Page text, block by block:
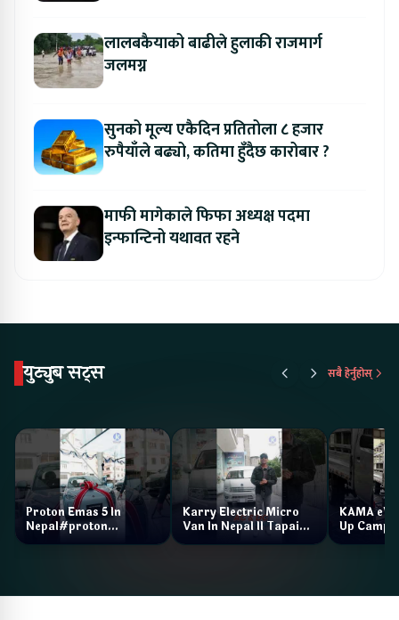
लालबकैयाको बाढीले हुलाकी राजमार्ग
जलमग्न
सुनको मूल्य एकैदिन प्रतितोला ८ हजार
रुपैयाँले बढ्यो, कतिमा हुँदैछ कारोबार ?
माफी मागेकाले फिफा अध्यक्ष पदमा
इन्फान्टिनो यथावत रहने
युट्युब सट्स सबै हेर्नुहोस्
Proton Emas 5 In
Nepal#proton
#protonemas5#protonnepal#evcarnepal
Karry Electric Micro
Van In Nepal II Tapaiko
Bazar II Jankari
KAMA eV
Up Camp